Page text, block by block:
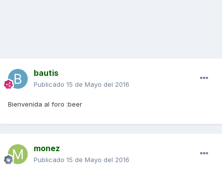
bautis
Publicado 15 de Mayo del 2016
Bienvenida al foro :beer
monez
Publicado 15 de Mayo del 2016